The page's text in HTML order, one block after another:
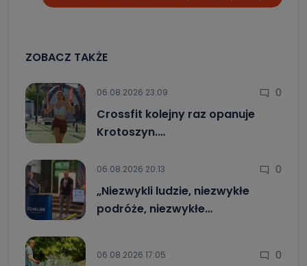
ZOBACZ TAKŻE
06.08.2026 23:09 0
Crossfit kolejny raz opanuje
Krotoszyn.…
06.08.2026 20:13 0
„Niezwykli ludzie, niezwykłe
podróże, niezwykłe…
06.08.2026 17:05 0